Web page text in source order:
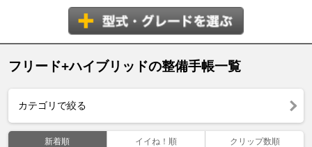
フリード+ハイブリッドの整備手帳一覧
カテゴリで絞る
新着順 イイね！順 クリップ数順